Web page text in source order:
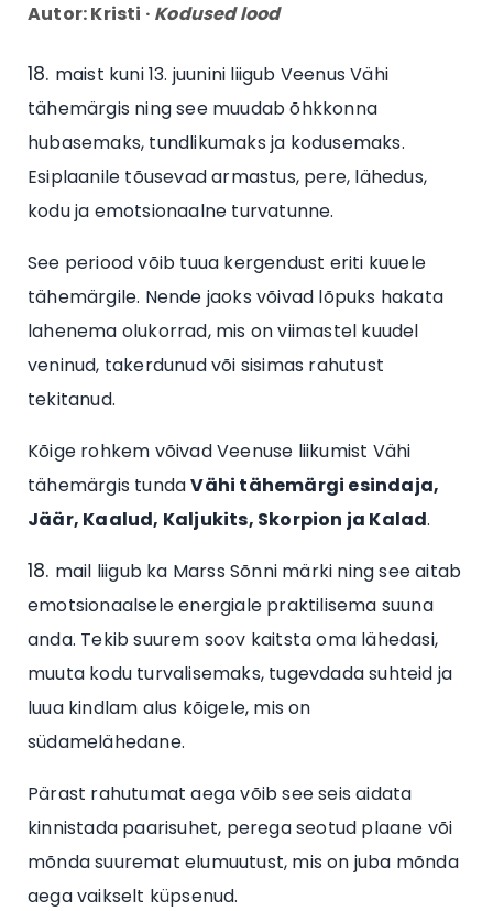
Autor:Kristi · Kodused lood
maist kuni 13. juunini liigub Veenus Vähi
tähemärgis ning see muudab õhkkonna
hubasemaks, tundlikumaks ja kodusemaks.
Esiplaanile tõusevad armastus, pere, lähedus,
kodu ja emotsionaalne turvatunne.
See periood võib tuua kergendust eriti kuuele
tähemärgile. Nende jaoks võivad lõpuks hakata
lahenema olukorrad, mis on viimastel kuudel
veninud, takerdunud või sisimas rahutust
tekitanud.
Kõige rohkem võivad Veenuse liikumist Vähi
tähemärgis tundaVähi tähemärgi esindaja,
Jäär, Kaalud, Kaljukits, Skorpion ja Kalad.
mail liigub ka Marss Sõnni märki ning see aitab
emotsionaalsele energiale praktilisema suuna
anda. Tekib suurem soov kaitsta oma lähedasi,
muuta kodu turvalisemaks, tugevdada suhteid ja
luua kindlam alus kõigele, mis on
südamelähedane.
Pärast rahutumat aega võib see seis aidata
kinnistada paarisuhet, perega seotud plaane või
mõnda suuremat elumuutust, mis on juba mõnda
aega vaikselt küpsenud.